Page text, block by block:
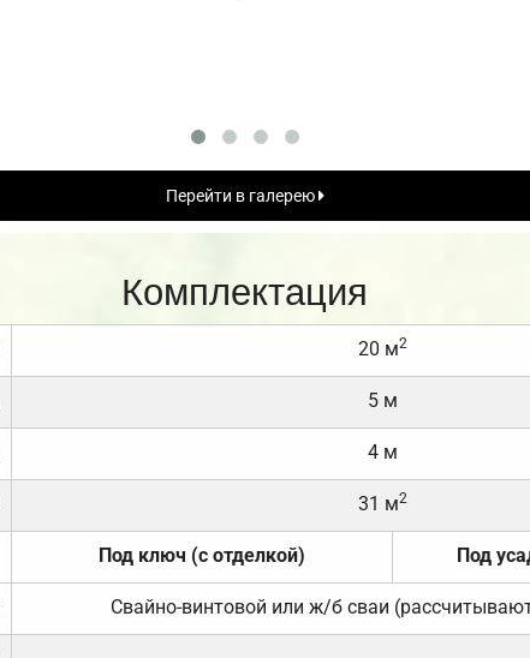
Перейти в галерею
Комплектация
20 м2
5 м
4 м
31 м2
Под ключ (с отделкой) Под
Свайно-винтовой или ж/б сваи